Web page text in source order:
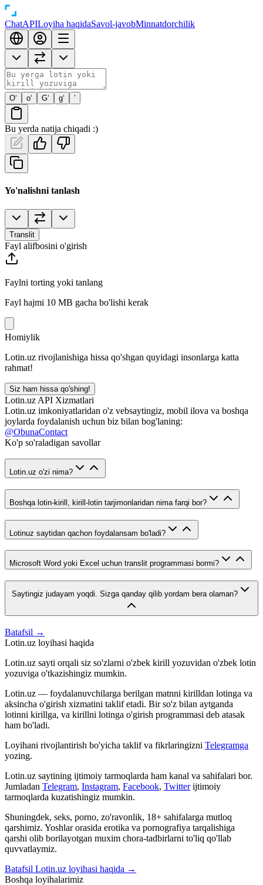
ChatAPILoyiha haqidaSavol-javobMinnatdorchilik
O‘ o‘ G‘ g‘ ’
Bu yerda natija chiqadi :)
Yo'nalishni tanlash
Translit
Fayl alifbosini o'girish
Faylni torting yoki tanlang
Fayl hajmi 10 MB gacha bo'lishi kerak
Homiylik
Lotin.uz rivojlanishiga hissa qo'shgan quyidagi insonlarga katta
rahmat!
Siz ham hissa qo'shing!
Lotin.uz API Xizmatlari
Lotin.uz imkoniyatlaridan o'z vebsaytingiz, mobil ilova va boshqa
joylarda foydalanish uchun biz bilan bog'laning:
@ObunaContact
Ko'p so'raladigan savollar
Lotin.uz o'zi nima?
Boshqa lotin-kirill, kirill-lotin tarjimonlaridan nima farqi bor?
Lotinuz saytidan qachon foydalansam bo'ladi?
Microsoft Word yoki Excel uchun translit programmasi bormi?
Saytingiz judayam yoqdi. Sizga qanday qilib yordam bera olaman?
Batafsil →
Lotin.uz loyihasi haqida
Lotin.uz sayti orqali siz so'zlarni o'zbek kirill yozuvidan o'zbek lotin
yozuviga o'tkazishingiz mumkin.
Lotin.uz — foydalanuvchilarga berilgan matnni kirilldan lotinga va
aksincha o'girish xizmatini taklif etadi. Bir so'z bilan aytganda
lotinni kirillga, va kirillni lotinga o'girish programmasi deb atasak
ham bo'ladi.
Loyihani rivojlantirish bo'yicha taklif va fikrlaringizni Telegramga
yozing.
Lotin.uz saytining ijtimoiy tarmoqlarda ham kanal va sahifalari bor.
Jumladan Telegram, Instagram, Facebook, Twitter ijtimoiy
tarmoqlarda kuzatishingiz mumkin.
Shuningdek, seks, porno, zo'ravonlik, 18+ sahifalarga mutloq
qarshimiz. Yoshlar orasida erotika va pornografiya tarqalishiga
qarshi olib borilayotgan muxim chora-tadbirlarni to'liq qo'llab
quvvatlaymiz.
Batafsil Lotin.uz loyihasi haqida →
Boshqa loyihalarimiz